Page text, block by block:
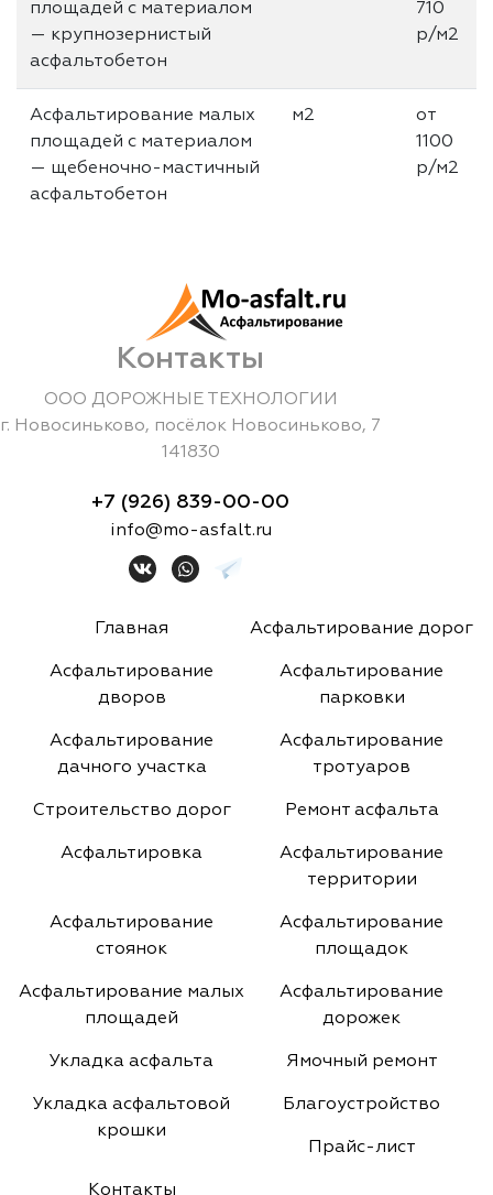
площадей с материалом
— крупнозернистый
асфальтобетон
710
р/м2
Асфальтирование малых
площадей с материалом
— щебеночно-мастичный
асфальтобетон
м2
от
1100
р/м2
Контакты
ООО ДОРОЖНЫЕ ТЕХНОЛОГИИ
г. Новосиньково, посёлок Новосиньково, 7
141830
+7 (926) 839-00-00
info@mo-asfalt.ru
Главная Асфальтирование дорог
Асфальтирование
дворов
Асфальтирование
парковки
Асфальтирование
дачного участка
Асфальтирование
тротуаров
Строительство дорог Ремонт асфальта
Асфальтировка
Асфальтирование
территории
Асфальтирование
стоянок
Асфальтирование
площадок
Асфальтирование малых
площадей
Асфальтирование
дорожек
Укладка асфальта Ямочный ремонт
Укладка асфальтовой
крошки
Благоустройство
Прайс-лист
Контакты